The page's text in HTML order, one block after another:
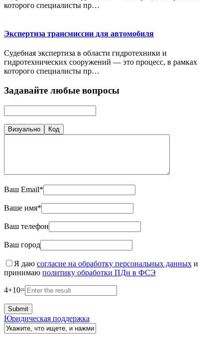
которого специалисты пр…
Экспертиза трансмиссии для автомобиля
Судебная экспертиза в области гидротехники и
гидротехнических сооружений — это процесс, в рамках
которого специалисты пр…
Задавайте любые вопросы
Визуально Код
Ваш Email*
Ваше имя*
Ваш телефон
Ваш город
Я даю согласие на обработку персональных данных и
принимаю политику обработки ПДн в ФСЭ
4+10=
Юридическая поддержка